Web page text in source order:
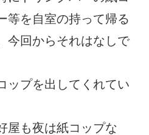
等を自室の持って帰る
今回からそれはなしで
ップを出してくれてい
屋も夜は紙コップな